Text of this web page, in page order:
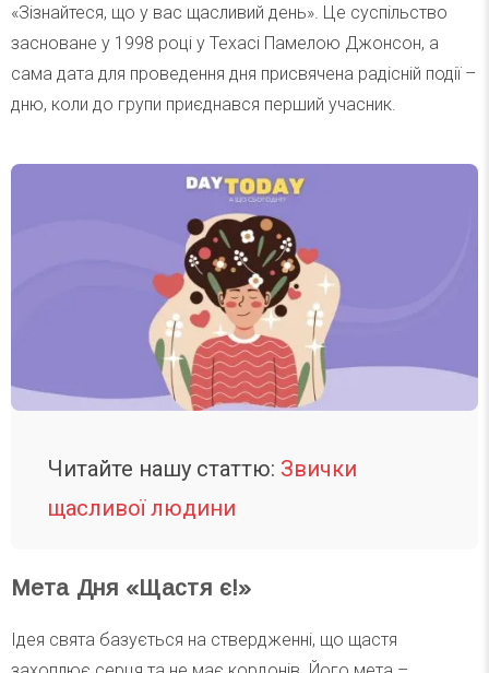
«Зізнайтеся, що у вас щасливий день». Це суспільство
засноване у 1998 році у Техасі Памелою Джонсон, а
сама дата для проведення дня присвячена радісній події –
дню, коли до групи приєднався перший учасник.
Читайте нашу статтю: Звички
щасливої людини
Мета Дня «Щастя є!»
Ідея свята базується на ствердженні, що щастя